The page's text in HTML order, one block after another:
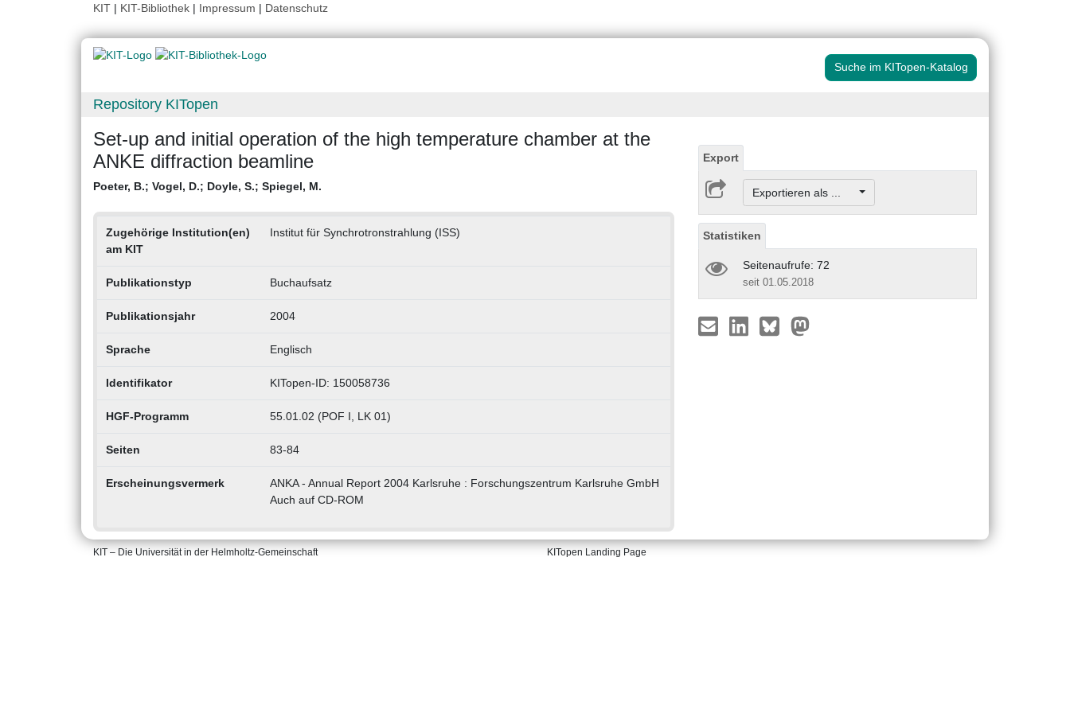
KIT | KIT-Bibliothek | Impressum | Datenschutz
Suche im KITopen-Katalog
Repository KITopen
Set-up and initial operation of the high temperature chamber at the
ANKE diffraction beamline
Poeter, B.; Vogel, D.; Doyle, S.; Spiegel, M.
Zugehörige Institution(en)
am KIT
Institut für Synchrotronstrahlung (ISS)
Publikationstyp Buchaufsatz
Publikationsjahr 2004
Sprache Englisch
Identifikator KITopen-ID: 150058736
HGF-Programm 55.01.02 (POF I, LK 01)
Seiten 83-84
Erscheinungsvermerk
ANKA - Annual Report 2004 Karlsruhe : Forschungszentrum Karlsruhe GmbH
Auch auf CD-ROM
Export
Exportieren als ...
Statistiken
Seitenaufrufe: 72
seit 01.05.2018
KIT – Die Universität in der Helmholtz-Gemeinschaft KITopen Landing Page